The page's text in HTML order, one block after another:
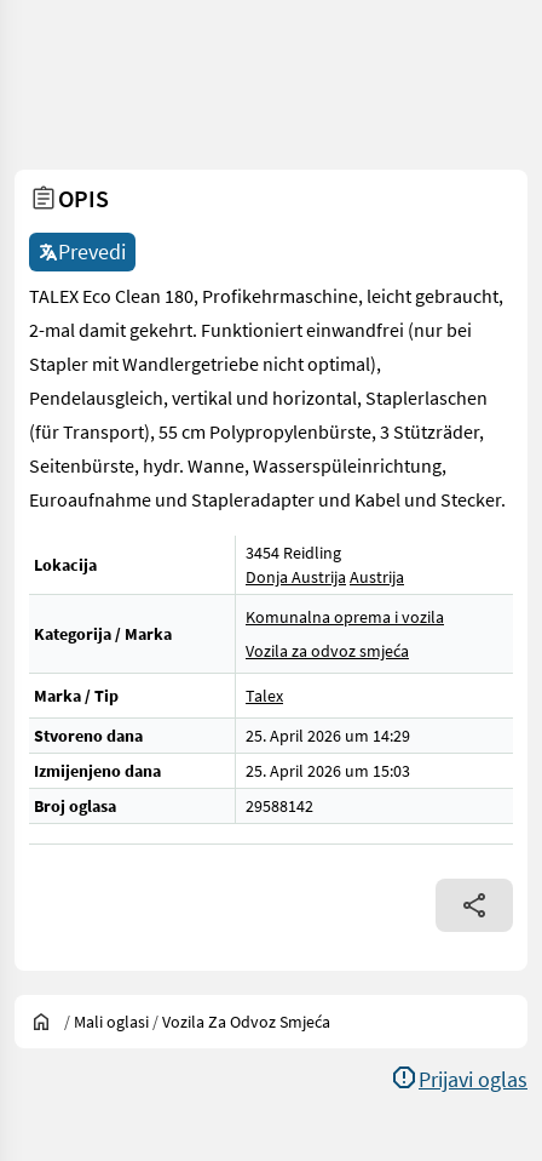
OPIS
Prevedi
TALEX Eco Clean 180, Profikehrmaschine, leicht gebraucht,
2-mal damit gekehrt. Funktioniert einwandfrei (nur bei
Stapler mit Wandlergetriebe nicht optimal),
Pendelausgleich, vertikal und horizontal, Staplerlaschen
(für Transport), 55 cm Polypropylenbürste, 3 Stützräder,
Seitenbürste, hydr. Wanne, Wasserspüleinrichtung,
Euroaufnahme und Stapleradapter und Kabel und Stecker.
Lokacija
3454 Reidling
Donja Austrija Austrija
Kategorija / Marka
Komunalna oprema i vozila
Vozila za odvoz smjeća
Marka / Tip
Talex
Stvoreno dana
25. April 2026 um 14:29
Izmijenjeno dana
25. April 2026 um 15:03
Broj oglasa
29588142
/ Mali oglasi /Vozila Za Odvoz Smjeća
Prijavi oglas